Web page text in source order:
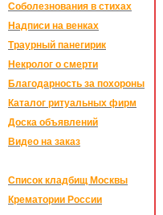
Соболезнования в стихах
Надписи на венках
Траурный панегирик
Некролог о смерти
Благодарность за похороны
Каталог ритуальных фирм
Доска объявлений
Видео на заказ
Список кладбищ Москвы
Крематории России